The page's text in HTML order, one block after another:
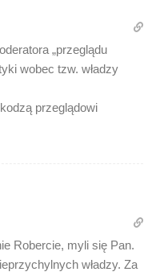
„przeglądu
wobec tzw. władzy
przeglądowi
Robercie, myli się Pan.
władzy. Za